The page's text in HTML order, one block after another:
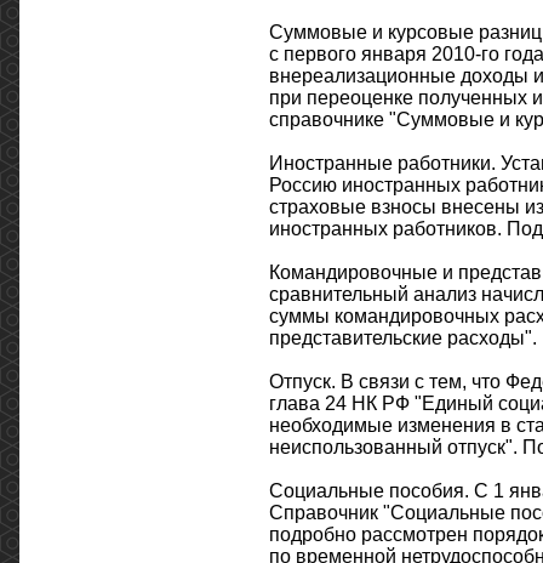
Суммовые и курсовые
с первого января 2010-го
внереализационные доходы
при переоценке полученных
справочнике "Суммовые и
Иностранные работники.
Россию иностранных
страховые взносы внесены
иностранных работников.
Командировочные и
сравнительный анализ
суммы командировочных
представительские расходы".
Отпуск. В связи с тем, что
глава 24 НК РФ "Единый
необходимые изменения в
неиспользованный отпуск".
Социальные пособия. С 1
Справочник "Социальные
подробно рассмотрен
по временной